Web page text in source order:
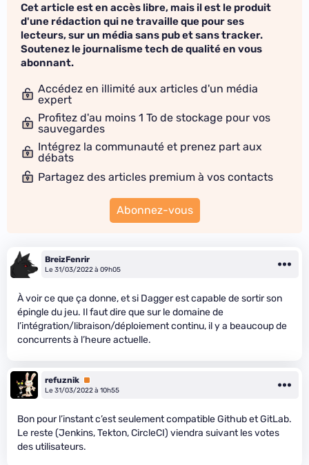
Cet article est en accès libre, mais il est le produit
d'une rédaction qui ne travaille que pour ses
lecteurs, sur un média sans pub et sans tracker.
Soutenez le journalisme tech de qualité en vous
abonnant.
Accédez en illimité aux articles d'un média
expert
Profitez d'au moins 1 To de stockage pour vos
sauvegardes
Intégrez la communauté et prenez part aux
débats
Partagez des articles premium à vos contacts
Abonnez-vous
BreizFenrir
Le 31/03/2022 à 09h05
À voir ce que ça donne, et si Dagger est capable de sortir son
épingle du jeu. Il faut dire que sur le domaine de
l’intégration/libraison/déploiement continu, il y a beaucoup de
concurrents à l’heure actuelle.
refuznik Premium
Le 31/03/2022 à 10h55
Bon pour l’instant c’est seulement compatible Github et GitLab.
Le reste (Jenkins, Tekton, CircleCI) viendra suivant les votes
des utilisateurs.